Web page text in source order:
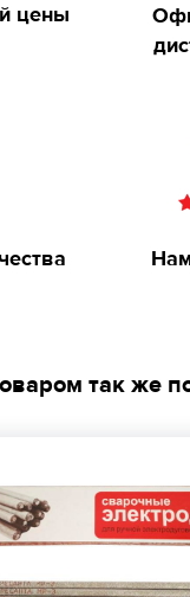
цены
так же